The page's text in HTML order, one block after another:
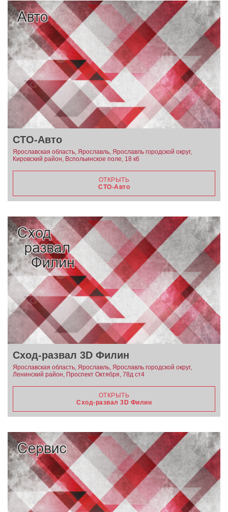
СТО-Авто
Ярославская область, Ярославль, Ярославль городской округ,
Кировский район, Вспольинское поле, 18 к6
ОТКРЫТЬ
СТО-Авто
Сход-развал 3D Филин
Ярославская область, Ярославль, Ярославль городской округ,
Ленинский район, Проспект Октября, 78д ст4
ОТКРЫТЬ
Сход-развал 3D Филин